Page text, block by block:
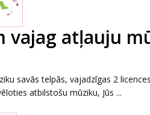
vajag atļauju
savās telpās, vajadzīgas 2
atbilstošu mūziku, Jūs ...